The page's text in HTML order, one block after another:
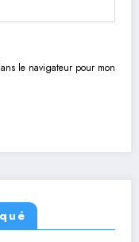
le navigateur pour mon